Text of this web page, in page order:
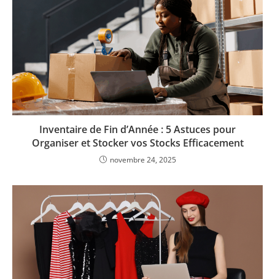
Inventaire de Fin d’Année : 5 Astuces pour
Organiser et Stocker vos Stocks Efficacement
novembre 24, 2025